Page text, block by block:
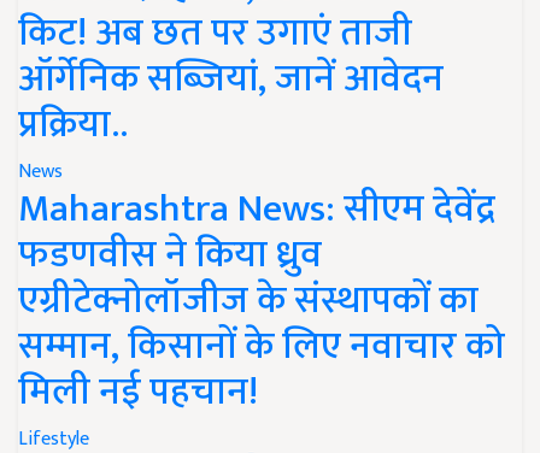
किट! अब छत पर उगाएं ताजी
ऑर्गेनिक सब्जियां, जानें आवेदन
प्रक्रिया..
News
Maharashtra News: सीएम देवेंद्र
फडणवीस ने किया ध्रुव
एग्रीटेक्नोलॉजीज के संस्थापकों का
सम्मान, किसानों के लिए नवाचार को
मिली नई पहचान!
Lifestyle